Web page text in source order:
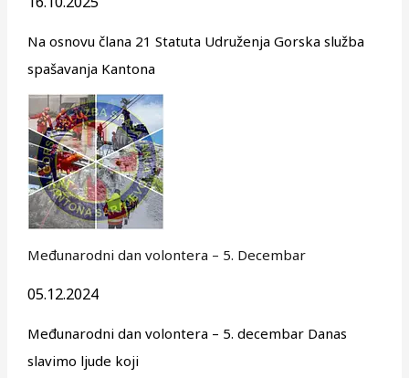
Na osnovu člana 21 Statuta Udruženja Gorska služba
spašavanja Kantona
Međunarodni dan volontera – 5. Decembar
05.12.2024
Međunarodni dan volontera – 5. decembar Danas
slavimo ljude koji